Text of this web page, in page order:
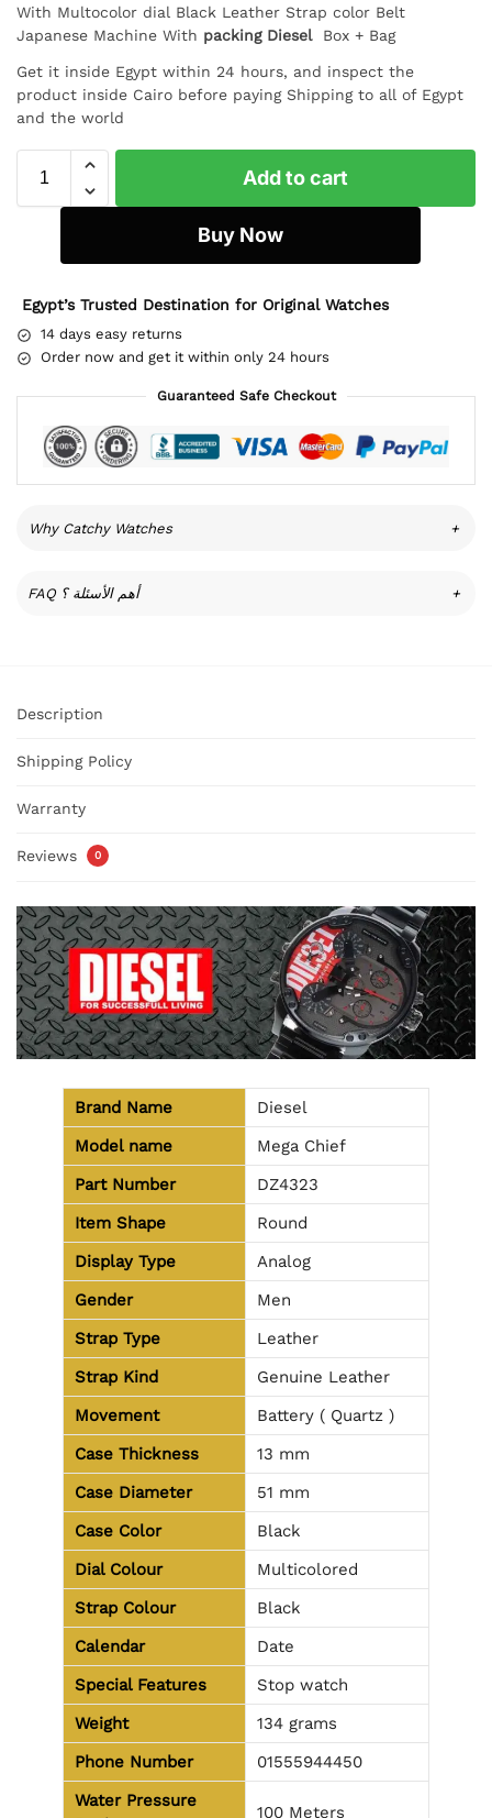
With Multocolor dial Black Leather Strap color Belt
Japanese Machine With packing Diesel Box + Bag
Get it inside Egypt within 24 hours, and inspect the
product inside Cairo before paying Shipping to all of Egypt
and the world
Add to cart
Buy Now
Egypt’s Trusted Destination for Original Watches
14 days easy returns
Order now and get it within only 24 hours
Guaranteed Safe Checkout
Why Catchy Watches +
FAQ أهم الأسئلة ؟ +
Description
Shipping Policy
Warranty
Reviews 0
Brand Name
Diesel
Model name
Mega Chief
Part Number
DZ4323
Item Shape
Round
Display Type
Analog
Gender
Men
Strap Type
Leather
Strap Kind
Genuine Leather
Movement
Battery ( Quartz )
Case Thickness
13 mm
Case Diameter
51 mm
Case Color
Black
Dial Colour
Multicolored
Strap Colour
Black
Calendar
Date
Special Features
Stop watch
Weight
134 grams
Phone Number
01555944450
Water Pressure
100 Meters